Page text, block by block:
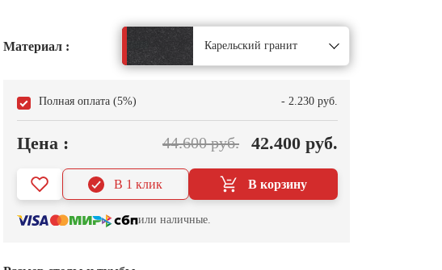
Материал : Карельский гранит
Полная оплата (5%) - 2.230 руб.
Цена : 44.600 руб. 42.400 руб.
В корзину
В 1 клик
или наличные.